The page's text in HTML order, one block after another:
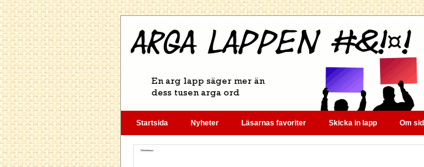
Startsida Nyheter Läsarnas favoriter Skicka in lapp Om